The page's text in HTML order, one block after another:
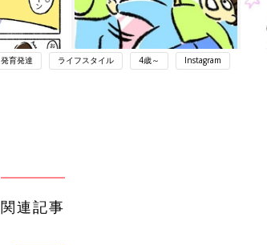
発育発達 ライフスタイル 4歳～ Instagram
関連記事